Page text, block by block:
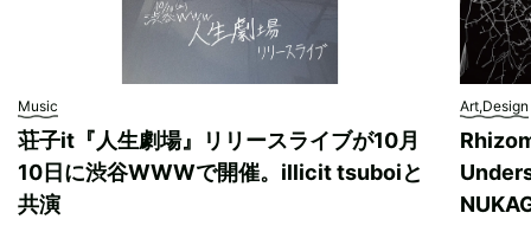
Music
荘子it『人生劇場』リリースライブが10月
10日に渋谷WWWで開催。illicit tsuboiと
共演
Art,Design